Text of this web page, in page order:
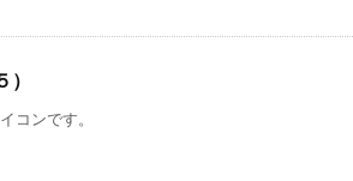
コンです。